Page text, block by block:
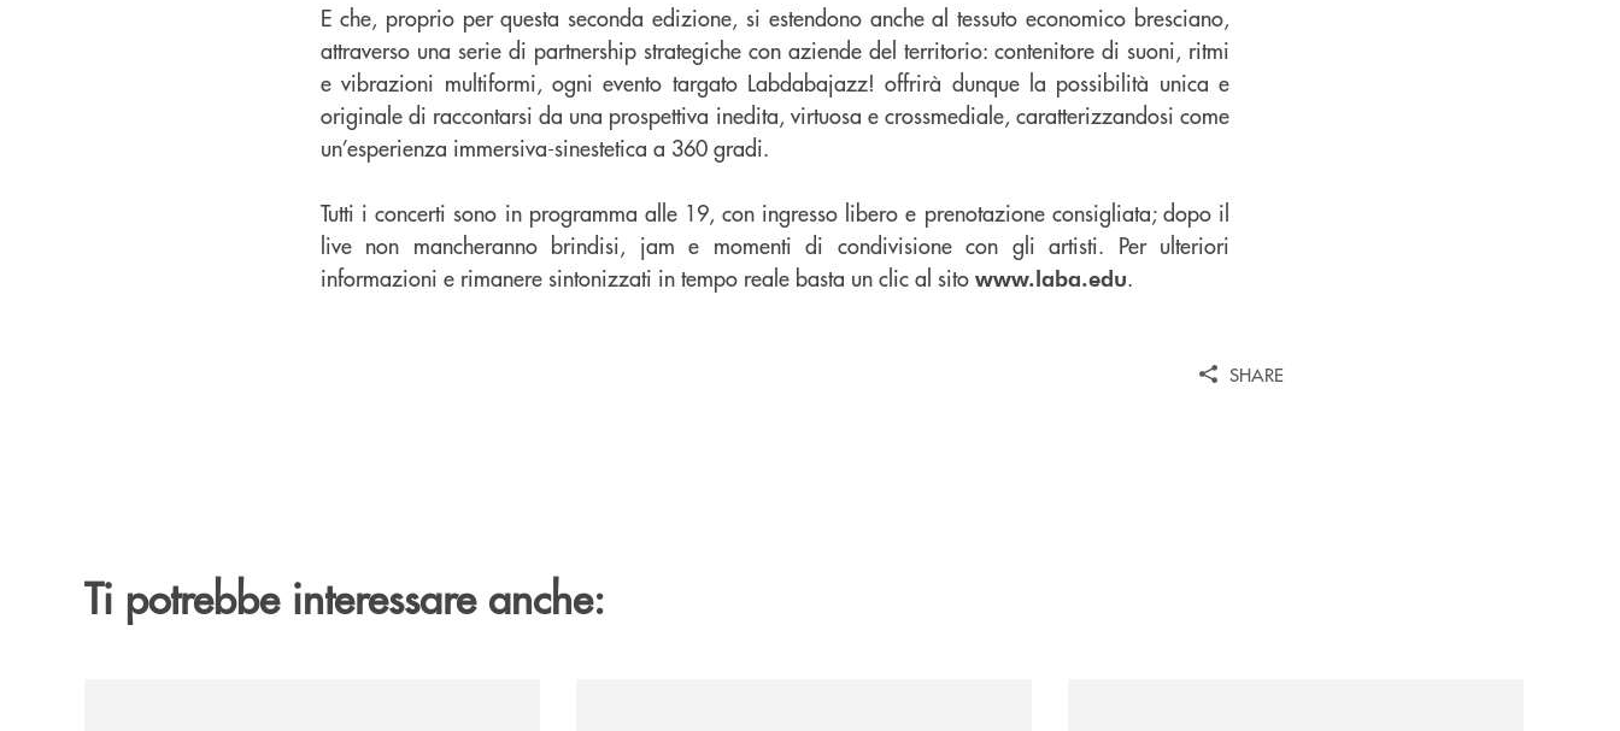
E che, proprio per questa seconda edizione, si estendono anche al tessuto economico bresciano,
attraverso una serie di partnership strategiche con aziende del territorio: contenitore di suoni, ritmi
e vibrazioni multiformi, ogni evento targato Labdabajazz! offrirà dunque la possibilità unica e
originale di raccontarsi da una prospettiva inedita, virtuosa e crossmediale, caratterizzandosi come
un’esperienza immersiva-sinestetica a 360 gradi.
Tutti i concerti sono in programma alle 19, con ingresso libero e prenotazione consigliata; dopo il
live non mancheranno brindisi, jam e momenti di condivisione con gli artisti. Per ulteriori
informazioni e rimanere sintonizzati in tempo reale basta un clic al sito www.laba.edu.
SHARE
Ti potrebbe interessare anche: